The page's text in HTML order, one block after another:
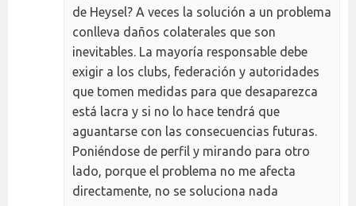
de Heysel? A veces la solución a un problema
conlleva daños colaterales que son
inevitables. La mayoría responsable debe
exigir a los clubs, federación y autoridades
que tomen medidas para que desaparezca
está lacra y si no lo hace tendrá que
aguantarse con las consecuencias futuras.
Poniéndose de perfil y mirando para otro
lado, porque el problema no me afecta
directamente, no se soluciona nada